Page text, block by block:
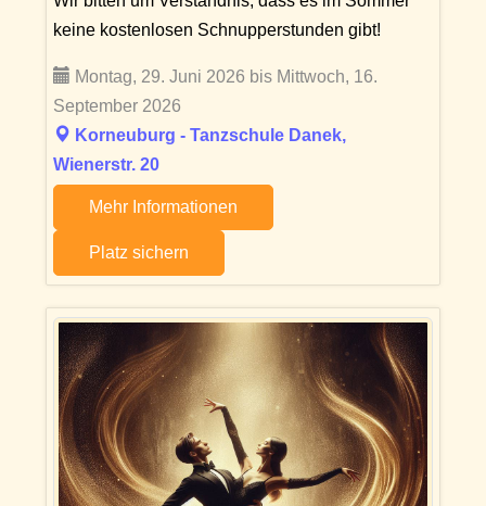
keine kostenlosen Schnupperstunden gibt!
Montag, 29. Juni 2026 bis Mittwoch, 16.
September 2026
Korneuburg - Tanzschule Danek,
Wienerstr. 20
Mehr Informationen
Platz sichern